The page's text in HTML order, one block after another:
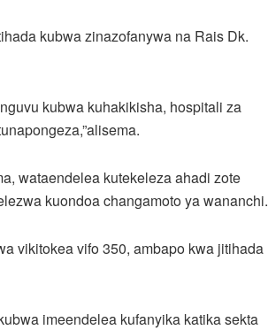
kubwa zinazofanywa na Rais Dk.
kubwa kuhakikisha, hospitali za
wataendelea kutekeleza ahadi zote
kuondoa changamoto ya wananchi.
vikitokea vifo 350, ambapo kwa jitihada
imeendelea kufanyika katika sekta